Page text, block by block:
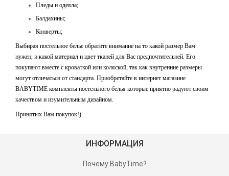
Пледы и одеяла;
Балдахины;
Конверты;
Выбирая постельное белье обратите внимание на то какой размер Вам
нужен, и какой материал и цвет тканей для Вас предпочтительней. Его
покупают вместе с кроваткой или коляской, так как внутренние размеры
могут отличаться от стандарта. Приобретайте в интернет магазине
BABYTIME комплекты постельного белья которые приятно радуют своим
качеством и изумительным дизайном.
Принятых Вам покупок!)
ИНФОРМАЦИЯ
Почему BabyTime?